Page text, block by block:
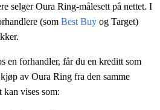
selger Oura Ring-målesett på nettet. I
(som Best Buy og Target)
en forhandler, får du en kreditt som
av Oura Ring fra den samme
vises som: